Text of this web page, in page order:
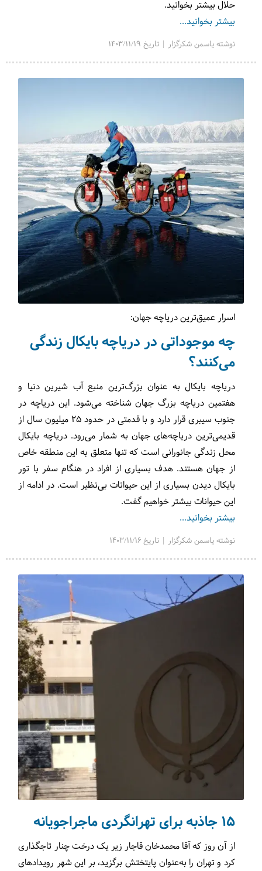
حلال بیشتر بخوانید.
بیشتر بخوانید...
نوشته یاسمن شکرگزار | تاریخ 1403/11/19
اسرار عمیق‌ترین دریاچه جهان:
چه موجوداتی در دریاچه بایکال زندگی
می‌کنند؟
دریاچه بایکال به عنوان بزرگ‌ترین منبع آب شیرین دنیا و
هفتمین دریاچه بزرگ جهان شناخته می‌شود. این دریاچه در
جنوب سیبری قرار دارد و با قدمتی در حدود ۲۵ میلیون سال از
قدیمی‌ترین دریاچه‌های جهان به شمار می‌رود. دریاچه بایکال
محل زندگی جانورانی است که تنها متعلق به این منطقه خاص
از جهان هستند. هدف بسیاری از افراد در هنگام سفر با تور
بایکال دیدن بسیاری از این حیوانات بی‌نظیر است. در ادامه از
این حیوانات بیشتر خواهیم گفت.
بیشتر بخوانید...
نوشته یاسمن شکرگزار | تاریخ 1403/11/16
15 جاذبه برای تهرانگردی ماجراجویانه
از آن روز که آقا محمدخان قاجار زیر یک درخت چنار تاجگذاری
کرد و تهران را به‌عنوان پایتختش برگزید،‌ بر این شهر رویدادهای